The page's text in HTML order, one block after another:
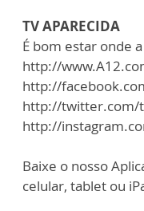
TV APARECIDA
É bom estar onde
http://
http://
http://twitter.com/
http://
Baixe o nosso
celular, tablet ou